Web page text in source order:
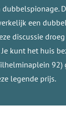
dubbelspionage.
een
discussie
kunt het huis
92)
legende prijs.